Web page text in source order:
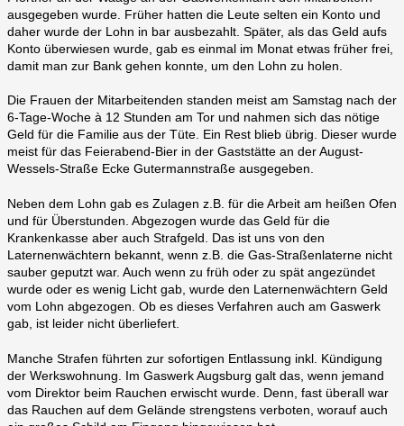
ausgegeben wurde. Früher hatten die Leute selten ein Konto und
daher wurde der Lohn in bar ausbezahlt. Später, als das Geld aufs
Konto überwiesen wurde, gab es einmal im Monat etwas früher frei,
damit man zur Bank gehen konnte, um den Lohn zu holen.
Die Frauen der Mitarbeitenden standen meist am Samstag nach der
6-Tage-Woche à 12 Stunden am Tor und nahmen sich das nötige
Geld für die Familie aus der Tüte. Ein Rest blieb übrig. Dieser wurde
meist für das Feierabend-Bier in der Gaststätte an der August-
Wessels-Straße Ecke Gutermannstraße ausgegeben.
Neben dem Lohn gab es Zulagen z.B. für die Arbeit am heißen Ofen
und für Überstunden. Abgezogen wurde das Geld für die
Krankenkasse aber auch Strafgeld. Das ist uns von den
Laternenwächtern bekannt, wenn z.B. die Gas-Straßenlaterne nicht
sauber geputzt war. Auch wenn zu früh oder zu spät angezündet
wurde oder es wenig Licht gab, wurde den Laternenwächtern Geld
vom Lohn abgezogen. Ob es dieses Verfahren auch am Gaswerk
gab, ist leider nicht überliefert.
Manche Strafen führten zur sofortigen Entlassung inkl. Kündigung
der Werkswohnung. Im Gaswerk Augsburg galt das, wenn jemand
vom Direktor beim Rauchen erwischt wurde. Denn, fast überall war
das Rauchen auf dem Gelände strengstens verboten, worauf auch